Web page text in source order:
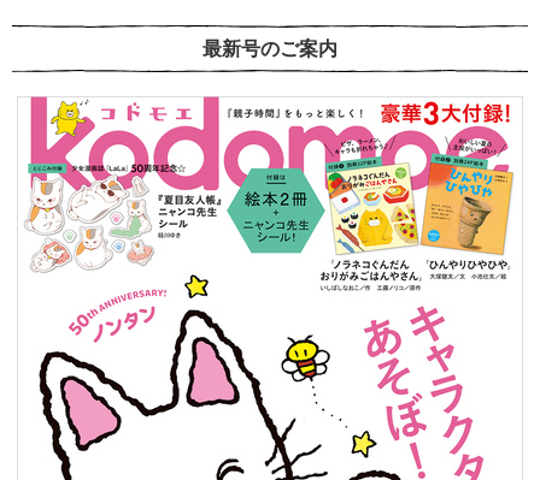
最新号のご案内